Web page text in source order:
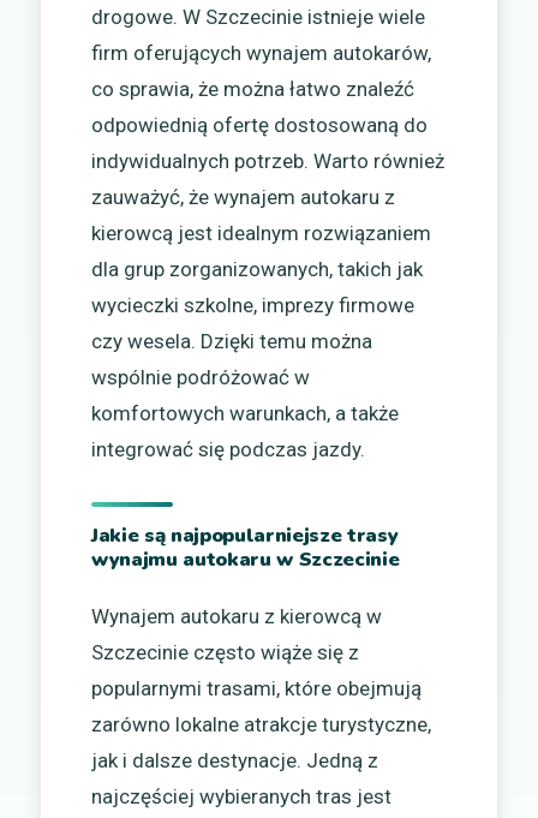
drogowe. W Szczecinie istnieje wiele
firm oferujących wynajem autokarów,
co sprawia, że można łatwo znaleźć
odpowiednią ofertę dostosowaną do
indywidualnych potrzeb. Warto również
zauważyć, że wynajem autokaru z
kierowcą jest idealnym rozwiązaniem
dla grup zorganizowanych, takich jak
wycieczki szkolne, imprezy firmowe
czy wesela. Dzięki temu można
wspólnie podróżować w
komfortowych warunkach, a także
integrować się podczas jazdy.
Jakie są najpopularniejsze trasy
wynajmu autokaru w Szczecinie
Wynajem autokaru z kierowcą w
Szczecinie często wiąże się z
popularnymi trasami, które obejmują
zarówno lokalne atrakcje turystyczne,
jak i dalsze destynacje. Jedną z
najczęściej wybieranych tras jest